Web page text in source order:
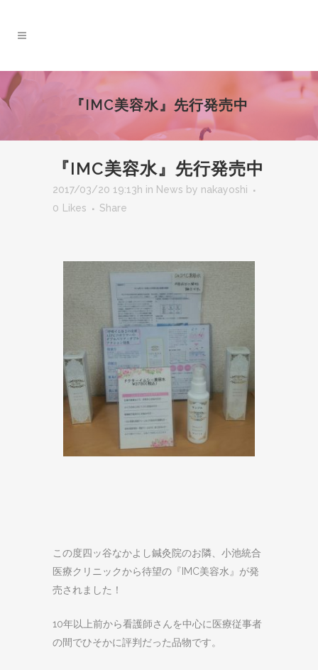
『IMC美容水』先行発売中
『IMC美容水』先行発売中
2017/03/20 19:13h in News by nakayoshi
0 Likes Share
この度四ッ谷なかよし鍼灸院のお隣、 小池統合
医療クリニックから待望の『IMC美容水』が発
売されました！
10年以上前から看護師さんを中心に 医療従事者
の間でひそかに評判だった品物です。